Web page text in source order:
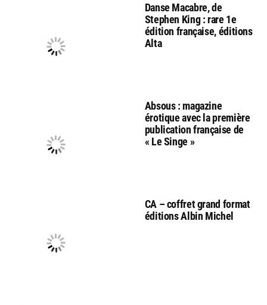
Danse Macabre, de
Stephen King : rare 1e
édition française, éditions
Alta
Absous : magazine
érotique avec la première
publication française de
« Le Singe »
CA – coffret grand format
éditions Albin Michel